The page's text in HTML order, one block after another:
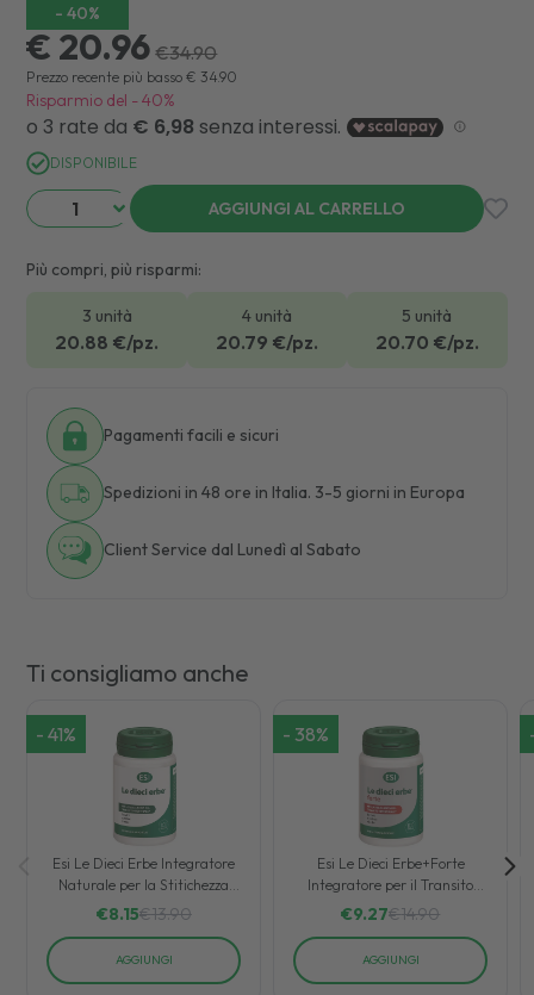
- 40%
€ 20.96 €34.90
Prezzo recente più basso € 34.90
Risparmio del -40%
DISPONIBILE
AGGIUNGI AL CARRELLO
Più compri, più risparmi:
3 unità
20.88 €/pz.
4 unità
20.79 €/pz.
5 unità
20.70 €/pz.
Pagamenti facili e sicuri
Spedizioni in 48 ore in Italia. 3-5 giorni in Europa
Client Service dal Lunedì al Sabato
Ti consigliamo anche
- 41%
Esi Le Dieci Erbe Integratore
Naturale per la Stitichezza
100 Tavolette
€8.15€13.90
AGGIUNGI
- 38%
Esi Le Dieci Erbe+Forte
Integratore per il Transito
Intestinale 100 Ovalette
€9.27€14.90
AGGIUNGI